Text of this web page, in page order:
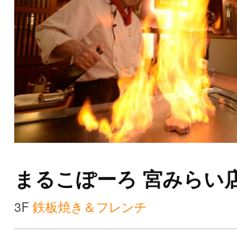
まるこぽーろ 宮みらい
3F 鉄板焼き＆フレンチ